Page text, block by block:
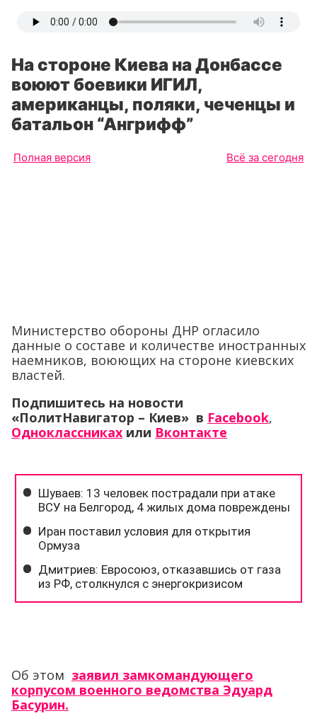
На стороне Киева на Донбассе
воюют боевики ИГИЛ,
американцы, поляки, чеченцы и
батальон “Ангрифф”
Полная версия Всё за сегодня
Министерство обороны ДНР огласило
данные о составе и количестве иностранных
наемников, воюющих на стороне киевских
властей.
Подпишитесь на новости
«ПолитНавигатор – Киев» в Facebook,
Одноклассниках или Вконтакте
Об этом заявил замкомандующего
корпусом военного ведомства Эдуард
Басурин.